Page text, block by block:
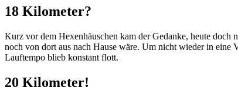
18 Kilometer?
Kurz vor dem Hexenhäuschen kam der Gedanke, heute
noch von dort aus nach Hause wäre. Um nicht wieder in eine
Lauftempo blieb konstant flott.
20 Kilometer!